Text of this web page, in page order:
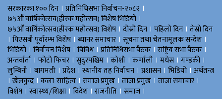
सरकारका १०० दिन । प्रतिनिधिसभा निर्वाचन-२०८२ ।
७५औँ वार्षिकोत्सव(हीरक महोत्सव) विशेष भिडियाे ।
७५औँ वार्षिकोत्सव(हीरक महोत्सव) विशेष । दोस्रो दिन । पहिलो दिन । तेस्रो दिन
। पिएसबी पूर्वारम्भ विशेष । ब्यानर समाचार । सूचना तथा चेतनामूलक सन्देश ।
भिडियाे । निर्वाचन विशेष । बिविध। प्रतिनिधिसभा बैठक । राष्ट्रिय सभा बैठक ।
अन्तर्वार्ता । फोटो फिचर । सुदुरपश्चिम । काेशी । कर्णाली । मधेस । गण्डकी ।
लुम्बिनी । बागमती । प्रदेश । स्थानीय तह निर्वाचन । प्रशासन । भिडियो । अर्थतन्त्र
। खेलकुद । कला-साहित्य । समाज प्रमुख । ताजा प्रमुख । ताजा समाचार ।
विशेष । स्वास्थ्य/शिक्षा । विदेश । राजनीति । समाज ।